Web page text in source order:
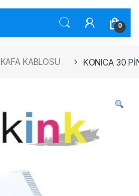
0
KAFA KABLOSU KONICA 30